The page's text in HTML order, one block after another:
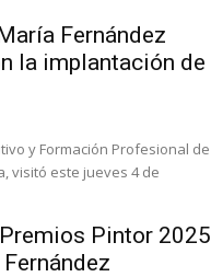
Fernández
la implantación de
y Formación Profesional de
visitó este jueves 4 de
Pintor 2025